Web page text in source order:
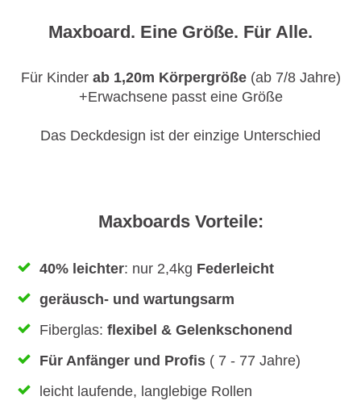
Maxboard. Eine Größe. Für Alle.
Für Kinder ab 1,20m Körpergröße(ab 7/8 Jahre)
+Erwachsene passt eine Größe
Das Deckdesign ist der einzige Unterschied
Maxboards Vorteile:
40% leichter: nur 2,4kg Federleicht
geräusch- und wartungsarm
Fiberglas: flexibel & Gelenkschonend
Für Anfänger und Profis ( 7 - 77 Jahre)
leicht laufende, langlebige Rollen